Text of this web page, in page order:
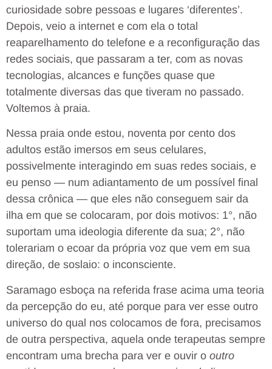
curiosidade sobre pessoas e lugares ‘diferentes’.
Depois, veio a internet e com ela o total
reaparelhamento do telefone e a reconfiguração das
redes sociais, que passaram a ter, com as novas
tecnologias, alcances e funções quase que
totalmente diversas das que tiveram no passado.
Voltemos à praia.
Nessa praia onde estou, noventa por cento dos
adultos estão imersos em seus celulares,
possivelmente interagindo em suas redes sociais, e
eu penso — num adiantamento de um possível final
dessa crônica — que eles não conseguem sair da
ilha em que se colocaram, por dois motivos: 1°, não
suportam uma ideologia diferente da sua; 2°, não
tolerariam o ecoar da própria voz que vem em sua
direção, de soslaio: o inconsciente.
Saramago esboça na referida frase acima uma teoria
da percepção do eu, até porque para ver esse outro
universo do qual nos colocamos de fora, precisamos
de outra perspectiva, aquela onde terapeutas sempre
encontram uma brecha para ver e ouvir o outro